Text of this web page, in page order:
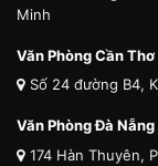
Minh
Văn Phòng Cần Thơ
Số 24 đường B4,
Văn Phòng Đà Nẵng
174 Hàn Thuyên,